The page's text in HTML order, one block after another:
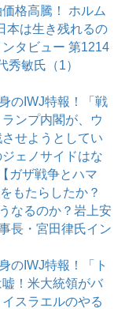
格高騰！ ホルム
本は生き残れるの
タビュー 第1214
秀敏氏（1）
のIWJ特報！「戦
ンプ内閣が、ウ
せようとしてい
ェノサイドはな
ガザ戦争とハマ
もたらしたか？
なるのか？岩上安
長・宮田律氏イン
のIWJ特報！「ト
！米大統領がバ
スラエルのやる